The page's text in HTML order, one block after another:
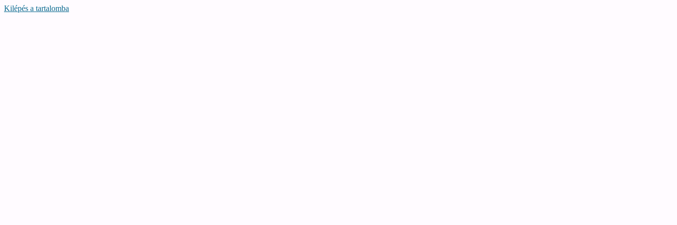
Kilépés a tartalomba